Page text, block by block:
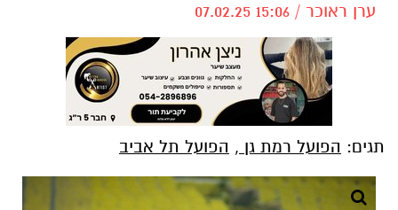
ערן ראוכר / 15:06 07.02.25
תגים: הפועל רמת גן , הפועל תל אביב